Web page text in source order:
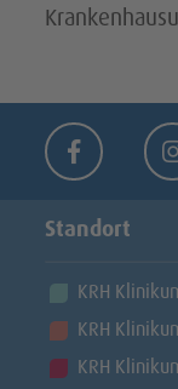
Facebook
Standort
KRH
KRH
KRH